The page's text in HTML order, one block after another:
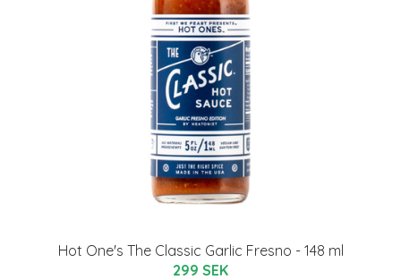
Hot One's The Classic Garlic Fresno - 148 ml
299 SEK